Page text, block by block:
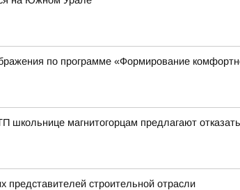
по программе «Формирование
магнитогорцам предлагают
представителей строительной отрасли